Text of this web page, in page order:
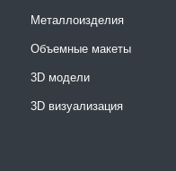
Металлоизделия
Объемные макеты
3D модели
3D визуализация